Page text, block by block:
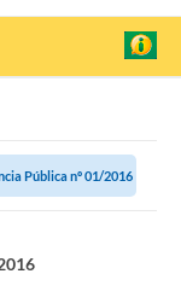
Pública nº 01/2016